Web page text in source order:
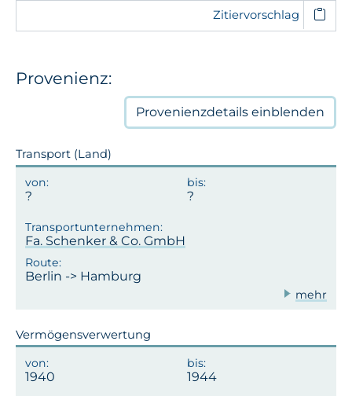
Zitiervorschlag
Provenienz:
Provenienzdetails einblenden
Transport (Land)
Fa. Schenker & Co. GmbH
Berlin -> Hamburg
mehr
Vermögensverwertung
1940 1944